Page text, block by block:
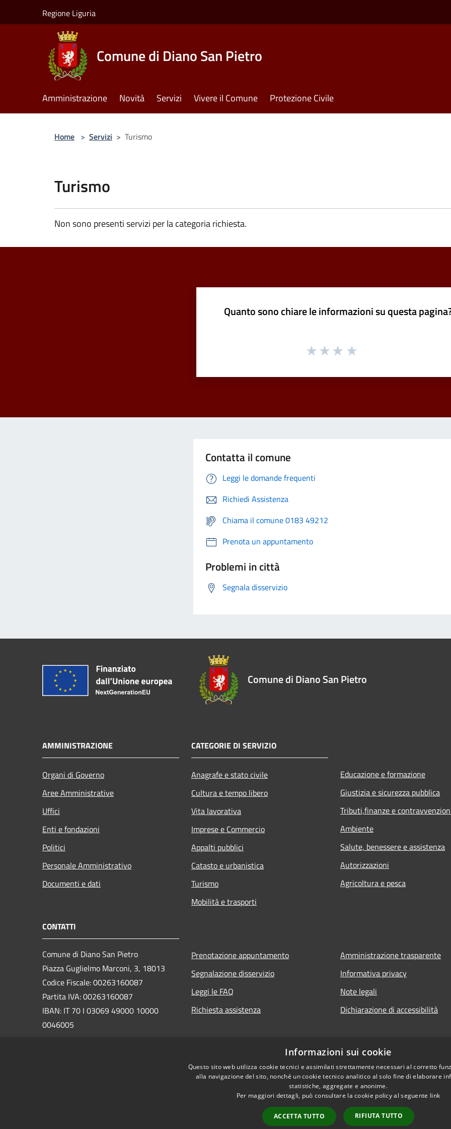
Regione Liguria
Comune di Diano San Pietro
Amministrazione Novità Servizi Vivere il Comune Protezione Civile
Home > Servizi > Turismo
Turismo
Non sono presenti servizi per la categoria richiesta.
Quanto sono chiare le informazioni su questa
Contatta il comune
Leggi le domande frequenti
Richiedi Assistenza
Chiama il comune 0183 49212
Prenota un appuntamento
Problemi in città
Segnala disservizio
Comune di Diano San Pietro
AMMINISTRAZIONE
Organi di Governo
Aree Amministrative
Uffici
Enti e fondazioni
Politici
Personale Amministrativo
Documenti e dati
CATEGORIE DI SERVIZIO
Anagrafe e stato civile
Cultura e tempo libero
Vita lavorativa
Imprese e Commercio
Appalti pubblici
Catasto e urbanistica
Turismo
Mobilità e trasporti
Educazione e formazione
Giustizia e sicurezza pubblica
Tributi,finanze e
Ambiente
Salute, benessere e assistenza
Autorizzazioni
Agricoltura e pesca
CONTATTI
Comune di Diano San Pietro
Piazza Guglielmo Marconi, 3, 18013
Codice Fiscale: 00263160087
Partita IVA: 00263160087
IBAN: IT 70 I 03069 49000 10000
0046005
Prenotazione appuntamento
Segnalazione disservizio
Leggi le FAQ
Richiesta assistenza
Amministrazione trasparente
Informativa privacy
Note legali
Dichiarazione di accessibilità
Copyright © 2026 •
Informazioni sui cookie
Questo sito web utilizza cookie tecnici e assimilati strettamente necessari al corretto
alla navigazione del sito, nonché un cookie tecnico analitico al solo fine di elaborare
statistiche, aggregate e anonime.
Per maggiori dettagli, può consultare la cookie policy al seguente link
ACCETTA TUTTO RIFIUTA TUTTO